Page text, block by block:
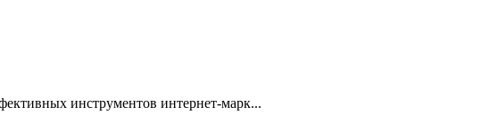
инструментов интернет-марк...